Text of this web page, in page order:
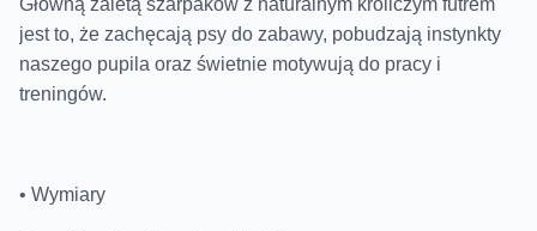
Główną zaletą szarpaków z naturalnym króliczym futrem
jest to, że zachęcają psy do zabawy, pobudzają instynkty
naszego pupila oraz świetnie motywują do pracy i
treningów.
• Wymiary